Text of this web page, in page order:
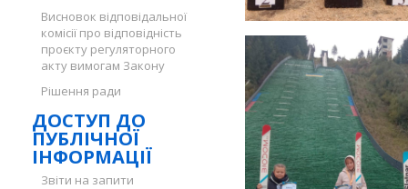
Висновок відповідальної
комісії про відповідність
проєкту регуляторного
акту вимогам Закону
Рішення ради
ДОСТУП ДО
ПУБЛІЧНОЇ
ІНФОРМАЦІЇ
Звіти на запити